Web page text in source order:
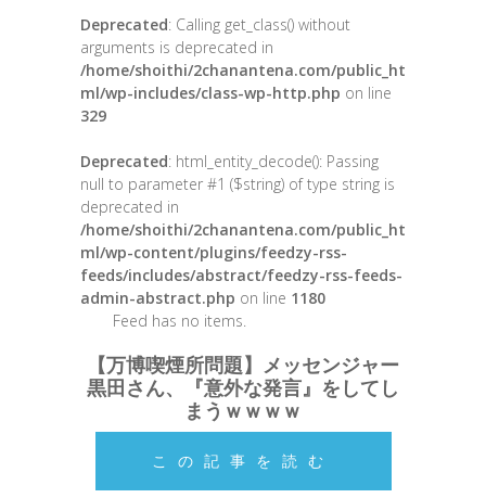
Deprecated: Calling get_class() without
arguments is deprecated in
/home/shoithi/2chanantena.com/public_ht
ml/wp-includes/class-wp-http.php on line
329
Deprecated: html_entity_decode(): Passing
null to parameter #1 ($string) of type string is
deprecated in
/home/shoithi/2chanantena.com/public_ht
ml/wp-content/plugins/feedzy-rss-
feeds/includes/abstract/feedzy-rss-feeds-
admin-abstract.php on line 1180
Feed has no items.
【万博喫煙所問題】メッセンジャー
黒田さん、『意外な発言』をしてし
まうｗｗｗｗ
この記事を読む